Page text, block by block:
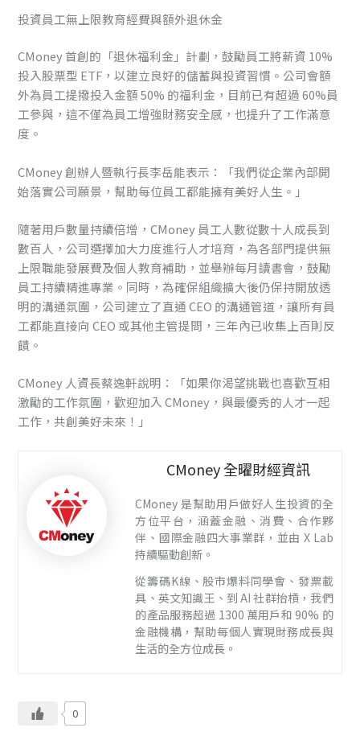
投資員工無上限教育經費與額外退休金
CMoney 首創的「退休福利金」計劃，鼓勵員工將薪資 10%
投入股票型 ETF，以建立良好的儲蓄與投資習慣。公司會額
外為員工提撥投入金額 50% 的福利金，目前已有超過 60%員
工參與，這不僅為員工增強財務安全感，也提升了工作滿意
度。
CMoney 創辦人暨執行長李岳能表示：「我們從企業內部開
始落實公司願景，幫助每位員工都能擁有美好人生。」
隨著用戶數量持續倍增，CMoney 員工人數從數十人成長到
數百人，公司選擇加大力度進行人才培育，為各部門提供無
上限職能發展費及個人教育補助，並舉辦每月讀書會，鼓勵
員工持續精進專業。同時，為確保組織擴大後仍保持開放透
明的溝通氛圍，公司建立了直通 CEO 的溝通管道，讓所有員
工都能直接向 CEO 或其他主管提問，三年內已收集上百則反
饋。
CMoney 人資長蔡逸軒說明：「如果你渴望挑戰也喜歡互相
激勵的工作氛圍，歡迎加入 CMoney，與最優秀的人才一起
工作，共創美好未來！」
CMoney 全曜財經資訊
CMoney 是幫助用戶做好人生投資的全
方位平台，涵蓋金融、消費、合作夥
伴、國際金融四大事業群，並由 X Lab
持續驅動創新。
從籌碼K線、股市爆料同學會、發票載
具、英文知識王、到 AI 社群抬槓，我們
的產品服務超過 1300 萬用戶和 90% 的
金融機構，幫助每個人實現財務成長與
生活的全方位成長。
0